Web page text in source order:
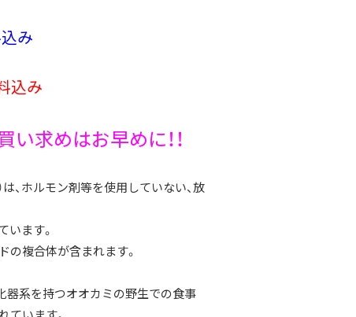
み
込み
求めはお早めに！！
は、ホルモン剤等を使用していない、放
います。
の複合体が含まれます。
器系を持つオオカミの野生での食事